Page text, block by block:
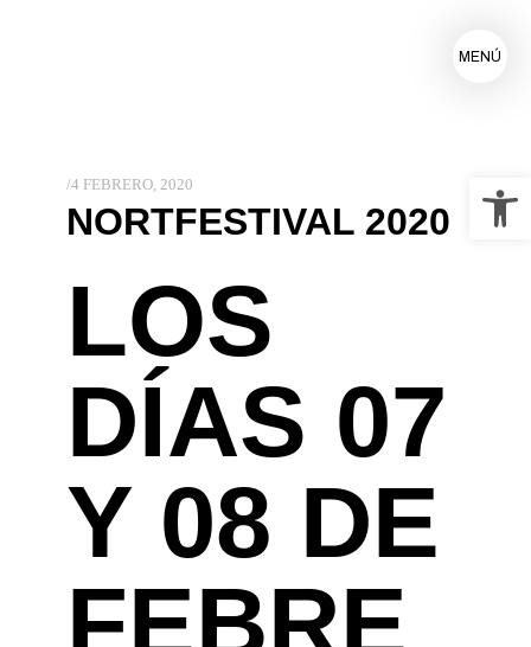
MENÚ
4 FEBRERO, 2020
NORTFESTIVAL 2020
LOS
DÍAS 07
Y 08 DE
FEBRE